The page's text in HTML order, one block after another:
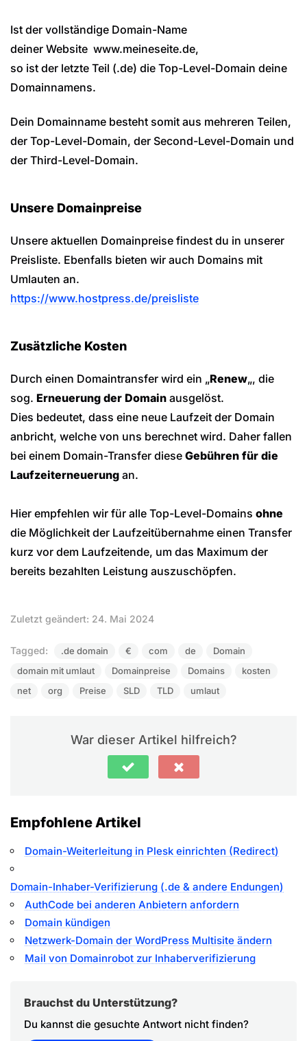
Ist der vollständige Domain-Name
deiner Website www.meineseite.de,
so ist der letzte Teil (.de) die Top-Level-Domain deine
Domainnamens.
Dein Domainname besteht somit aus mehreren Teilen,
der Top-Level-Domain, der Second-Level-Domain und
der Third-Level-Domain.
Unsere Domainpreise
Unsere aktuellen Domainpreise findest du in unserer
Preisliste. Ebenfalls bieten wir auch Domains mit
Umlauten an.
https://www.hostpress.de/preisliste
Zusätzliche Kosten
Durch einen Domaintransfer wird ein „Renew„, die
sog. Erneuerung der Domain ausgelöst.
Dies bedeutet, dass eine neue Laufzeit der Domain
anbricht, welche von uns berechnet wird. Daher fallen
bei einem Domain-Transfer diese Gebühren für die
Laufzeiterneuerung an.
Hier empfehlen wir für alle Top-Level-Domains ohne
die Möglichkeit der Laufzeitübernahme einen Transfer
kurz vor dem Laufzeitende, um das Maximum der
bereits bezahlten Leistung auszuschöpfen.
Zuletzt geändert: 24. Mai 2024
Tagged: .de domain € com de
Domain
domain mit umlaut
Domainpreise Domains
kosten
net
org Preise SLD TLD umlaut
War dieser Artikel hilfreich?
Empfohlene Artikel
Domain-Weiterleitung in Plesk einrichten (Redirect)
Domain-Inhaber-Verifizierung (.de & andere Endungen)
AuthCode bei anderen Anbietern anfordern
Domain kündigen
Netzwerk-Domain der WordPress Multisite ändern
Mail von Domainrobot zur Inhaberverifizierung
Brauchst du Unterstützung?
Du kannst die gesuchte Antwort nicht finden?